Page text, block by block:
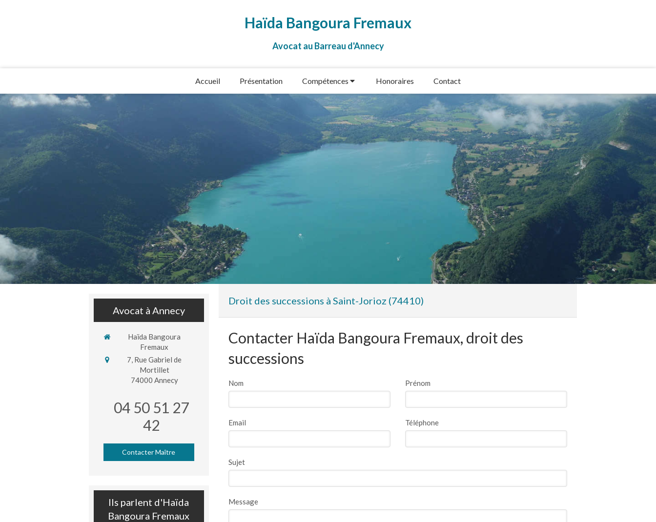
Haïda Bangoura Fremaux
Avocat au Barreau d'Annecy
Accueil Présentation Compétences Honoraires Contact
Droit des successions à Saint-Jorioz (74410)
Contacter Haïda Bangoura Fremaux, droit des
successions
Nom Prénom
Email Téléphone
Sujet
Message
Avocat à Annecy
Haïda Bangoura
Fremaux
7, Rue Gabriel de
Mortillet
74000 Annecy
04 50 51 27
42
Contacter Maître
Ils parlent d'Haïda
Bangoura Fremaux